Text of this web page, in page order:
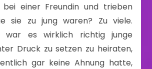
bei einer Freundin und trieben
sie zu jung waren? Zu viele.
war es wirklich richtig junge
Druck zu setzen zu heiraten,
gar keine Ahnung hatte,